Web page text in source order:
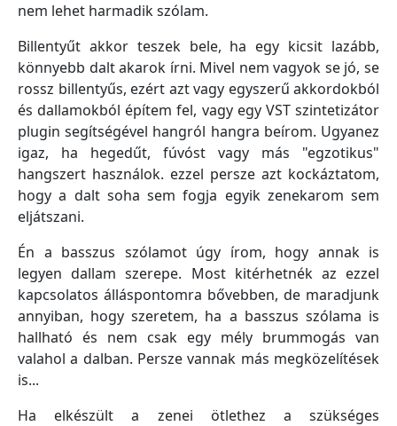
nem lehet harmadik szólam.
Billentyűt akkor teszek bele, ha egy kicsit lazább,
könnyebb dalt akarok írni. Mivel nem vagyok se jó, se
rossz billentyűs, ezért azt vagy egyszerű akkordokból
és dallamokból építem fel, vagy egy VST szintetizátor
plugin segítségével hangról hangra beírom. Ugyanez
igaz, ha hegedűt, fúvóst vagy más "egzotikus"
hangszert használok. ezzel persze azt kockáztatom,
hogy a dalt soha sem fogja egyik zenekarom sem
eljátszani.
Én a basszus szólamot úgy írom, hogy annak is
legyen dallam szerepe. Most kitérhetnék az ezzel
kapcsolatos álláspontomra bővebben, de maradjunk
annyiban, hogy szeretem, ha a basszus szólama is
hallható és nem csak egy mély brummogás van
valahol a dalban. Persze vannak más megközelítések
is...
Ha elkészült a zenei ötlethez a szükséges